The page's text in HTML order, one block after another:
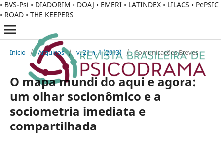
• BVS-Psi • DIADORIM • DOAJ • EMERI • LATINDEX • LILACS • PePSIC
• ROAD • THE KEEPERS
Início / Arquivos / v. 21 n. 1 (2013) / Comunicações Breves
O mapa mundi do aqui e agora:
um olhar socionômico e a
sociometria imediata e
compartilhada